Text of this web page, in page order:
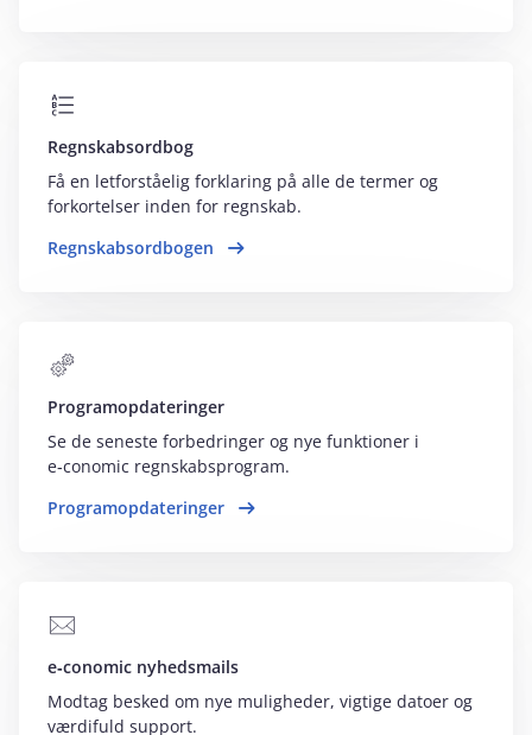
Regnskabsordbog
Få en letforståelig forklaring på alle de termer og
forkortelser inden for regnskab.
Regnskabsordbogen
Programopdateringer
Se de seneste forbedringer og nye funktioner i
e‑conomic regnskabsprogram.
Programopdateringer
e‑conomic nyhedsmails
Modtag besked om nye muligheder, vigtige datoer og
værdifuld support.